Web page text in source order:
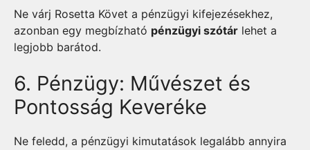
Ne várj Rosetta Követ a pénzügyi kifejezésekhez,
azonban egy megbízható pénzügyi szótár lehet a
legjobb barátod.
6. Pénzügy: Művészet és
Pontosság Keveréke
Ne feledd, a pénzügyi kimutatások legalább annyira